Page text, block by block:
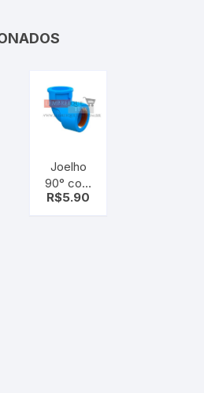
Joelho
90° com
Bucha
R$5.90